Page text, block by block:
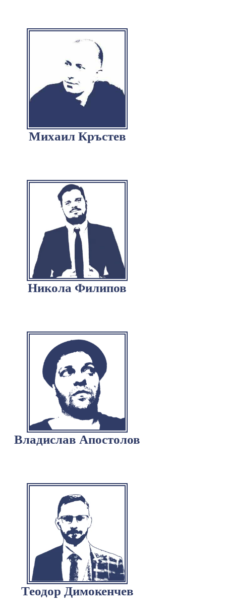
Михаил Кръстев
Никола Филипов
Владислав Апостолов
Теодор Димокенчев